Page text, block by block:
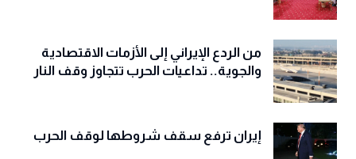
من الردع الإيراني إلى الأزمات الاقتصادية
والجوية.. تداعيات الحرب تتجاوز وقف النار
إيران ترفع سقف شروطها لوقف الحرب